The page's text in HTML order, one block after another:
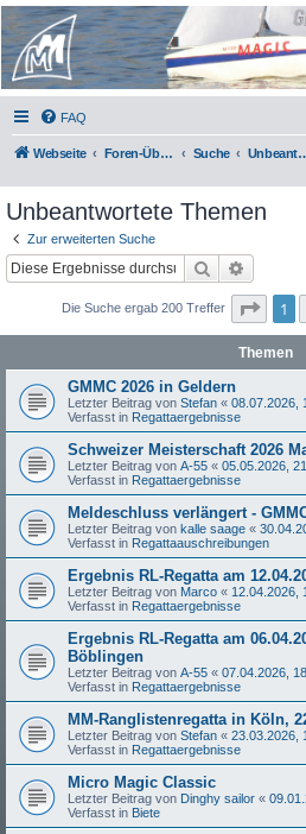
Micro Magic Forum
Deutschland
FAQ
Webseite Foren-Übersicht Suche
Unbeantwortete Themen
Zur erweiterten Suche
Suche
Die Suche ergab 200 Treffer Seite
1
Themen
GMMC 2026 in Geldern
Letzter Beitrag von Stefan « 08.07.2026,
Verfasst in Regattaergebnisse
Schweizer Meisterschaft 2026
Letzter Beitrag von A-55 « 05.05.2026,
Verfasst in Regattaergebnisse
Meldeschluss verlängert -
Letzter Beitrag von kalle saage «
Verfasst in Regattaauschreibungen
Ergebnis RL-Regatta am
Letzter Beitrag von Marco « 12.04.2026,
Verfasst in Regattaergebnisse
Ergebnis RL-Regatta am
Böblingen
Letzter Beitrag von A-55 « 07.04.2026,
Verfasst in Regattaergebnisse
MM-Ranglistenregatta in Köln,
Letzter Beitrag von Stefan « 23.03.2026,
Verfasst in Regattaergebnisse
Micro Magic Classic
Letzter Beitrag von Dinghy sailor «
Verfasst in Biete